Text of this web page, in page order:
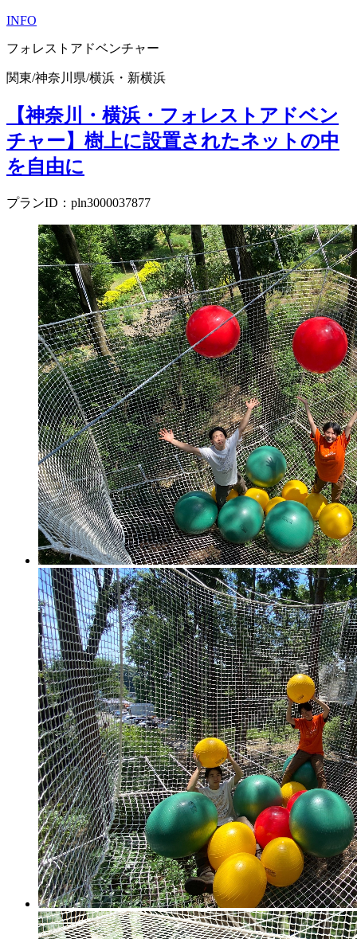
INFO
フォレストアドベンチャー
関東/神奈川県/横浜・新横浜
【神奈川・横浜・フォレストアドベン
チャー】樹上に設置されたネットの中
を自由に
プランID：pln3000037877